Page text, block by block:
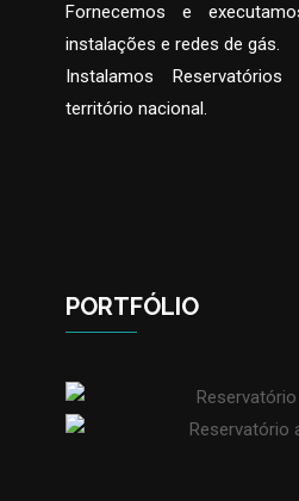
Fornecemos e
instalações e redes de gás.
Instalamos
território nacional.
PORTFÓLIO